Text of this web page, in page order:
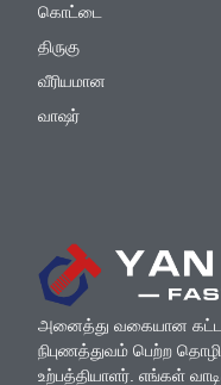
அனைத்து வகையான
நிபுணத்துவம் பெற்ற
உற்பத்தியாளர். எங்கள்
கொட்டை
திருகு
வீரியமான
வாஷர்